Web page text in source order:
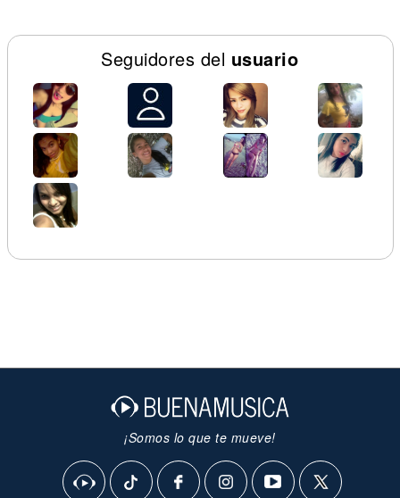
Seguidores del usuario
¡Somos lo que te mueve!